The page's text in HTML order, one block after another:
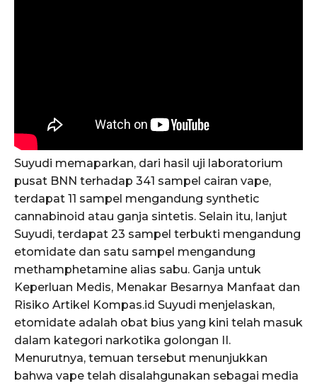
Suyudi memaparkan, dari hasil uji laboratorium
pusat BNN terhadap 341 sampel cairan vape,
terdapat 11 sampel mengandung synthetic
cannabinoid atau ganja sintetis. Selain itu, lanjut
Suyudi, terdapat 23 sampel terbukti mengandung
etomidate dan satu sampel mengandung
methamphetamine alias sabu. Ganja untuk
Keperluan Medis, Menakar Besarnya Manfaat dan
Risiko Artikel Kompas.id Suyudi menjelaskan,
etomidate adalah obat bius yang kini telah masuk
dalam kategori narkotika golongan II.
Menurutnya, temuan tersebut menunjukkan
bahwa vape telah disalahgunakan sebagai media